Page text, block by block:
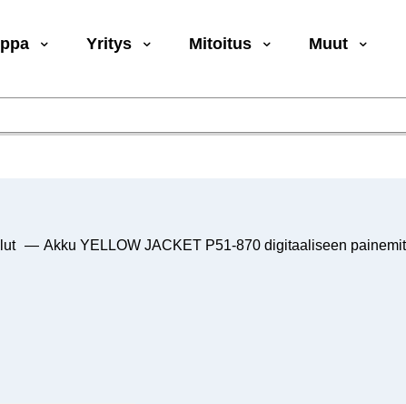
Yritys Mitoitus Muut
— Akku YELLOW JACKET P51-870 digitaaliseen